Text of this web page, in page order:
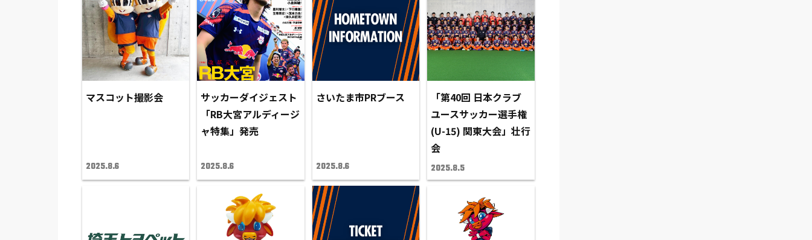
マスコット撮影会
2025.8.6
サッカーダイジェスト
「RB大宮アルディージ
ャ特集」発売
2025.8.6
さいたま市PRブース
2025.8.6
「第40回 日本クラブ
ユースサッカー選手権
(U-15) 関東大会」壮行
会
2025.8.5